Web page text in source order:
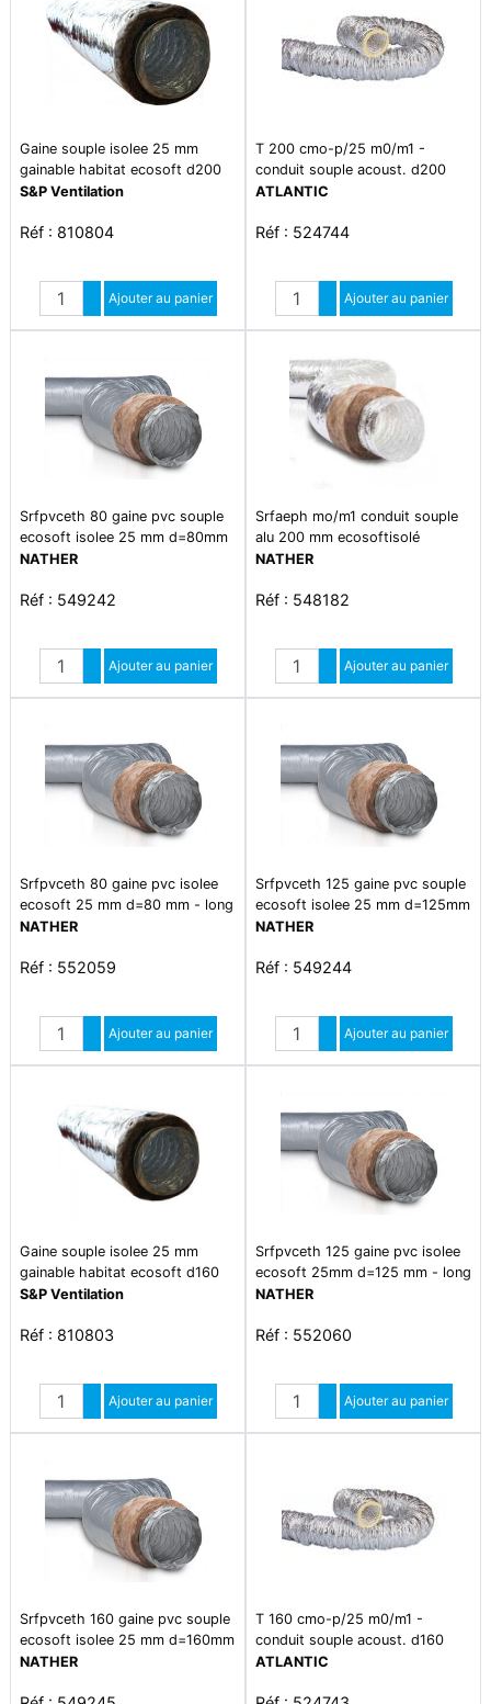
Gaine souple isolee 25 mm
gainable habitat ecosoft d200
longueur 10m - gsi gh ecosoft
S&P Ventilation
Réf : 810804
Quantité
Augmenter quantité
Diminuer quantité
Ajouter au panier
T 200 cmo-p/25 m0/m1 -
conduit souple acoust. d200
ep25 - tenue feu m0/m1
ATLANTIC
Réf : 524744
Quantité
Augmenter quantité
Diminuer quantité
Ajouter au panier
Srfpvceth 80 gaine pvc souple
ecosoft isolee 25 mm d=80mm
-filet 6m
NATHER
Réf : 549242
Quantité
Augmenter quantité
Diminuer quantité
Ajouter au panier
Srfaeph mo/m1 conduit souple
alu 200 mm ecosoftisolé
phonique 25 mm classé m0m1
NATHER
Réf : 548182
Quantité
Augmenter quantité
Diminuer quantité
Ajouter au panier
Srfpvceth 80 gaine pvc isolee
ecosoft 25 mm d=80 mm - long
10m-carton
NATHER
Réf : 552059
Quantité
Augmenter quantité
Diminuer quantité
Ajouter au panier
Srfpvceth 125 gaine pvc souple
ecosoft isolee 25 mm d=125mm
-filet 6m
NATHER
Réf : 549244
Quantité
Augmenter quantité
Diminuer quantité
Ajouter au panier
Gaine souple isolee 25 mm
gainable habitat ecosoft d160
longueur 10m - gsi gh ecosoft
S&P Ventilation
Réf : 810803
Quantité
Augmenter quantité
Diminuer quantité
Ajouter au panier
Srfpvceth 125 gaine pvc isolee
ecosoft 25mm d=125 mm - long
10m-carton
NATHER
Réf : 552060
Quantité
Augmenter quantité
Diminuer quantité
Ajouter au panier
Srfpvceth 160 gaine pvc souple
ecosoft isolee 25 mm d=160mm
-filet 6m
NATHER
T 160 cmo-p/25 m0/m1 -
conduit souple acoust. d160
ep25 - tenue feu m0/m1
ATLANTIC